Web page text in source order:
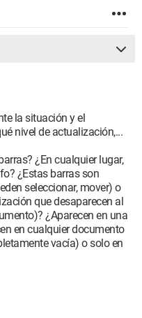
la situación y el
nivel de actualización,...
¿En cualquier lugar,
¿Estas barras son
seleccionar, mover) o
que desaparecen al
¿Aparecen en una
en cualquier documento
vacía) o solo en